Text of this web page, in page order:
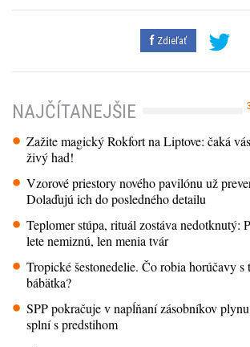
Zdieľať
NAJČÍTANEJŠIE
Zažite magický Rokfort na Liptove: čaká
živý had!
Vzorové priestory nového pavilónu už
Dolaďujú ich do posledného detailu
Teplomer stúpa, rituál zostáva nedotknutý:
lete nemiznú, len menia tvár
Tropické šestonedelie. Čo robia horúčavy s
bábätka?
SPP pokračuje v napĺňaní zásobníkov
splní s predstihom